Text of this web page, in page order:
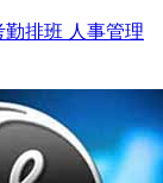
勤排班 人事管理